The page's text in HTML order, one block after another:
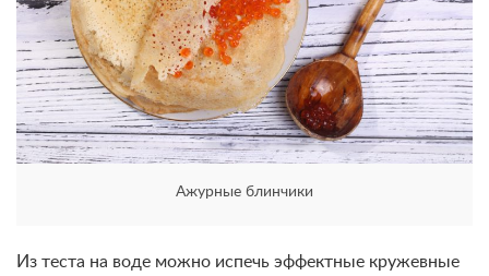
Ажурные блинчики
Из теста на воде можно испечь эффектные кружевные